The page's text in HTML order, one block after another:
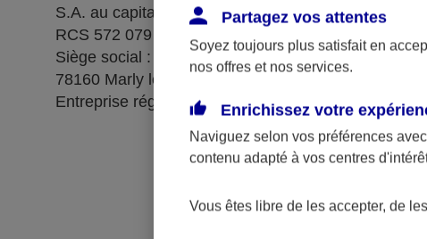
S.A. au capital de 14 627 854,68 €
RCS 572 079 150 Versailles
Siège social : 1, place Victorien Sardou
78160 Marly le Roi
Entreprise régie par le code des assurances
Partagez vos attentes
Soyez toujours plus satisfait en
nos offres et nos services.
Enrichissez votre
Naviguez selon vos préférences
contenu adapté à vos centres
Vous êtes libre de les accepter, de